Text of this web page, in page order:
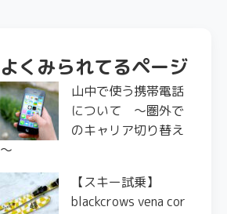
よくみられてるページ
山中で使う携帯電話
について ～圏外で
のキャリア切り替え
～
【スキー試乗】
blackcrows vena cor